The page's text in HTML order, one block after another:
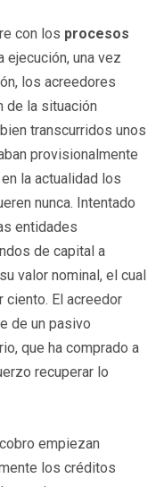
con los procesos
ejecución, una vez
los acreedores
de la situación
transcurridos unos
provisionalmente
la actualidad los
nunca. Intentado
entidades
de capital a
valor nominal, el cual
ciento. El acreedor
de un pasivo
que ha comprado a
recuperar lo
empiezan
los créditos